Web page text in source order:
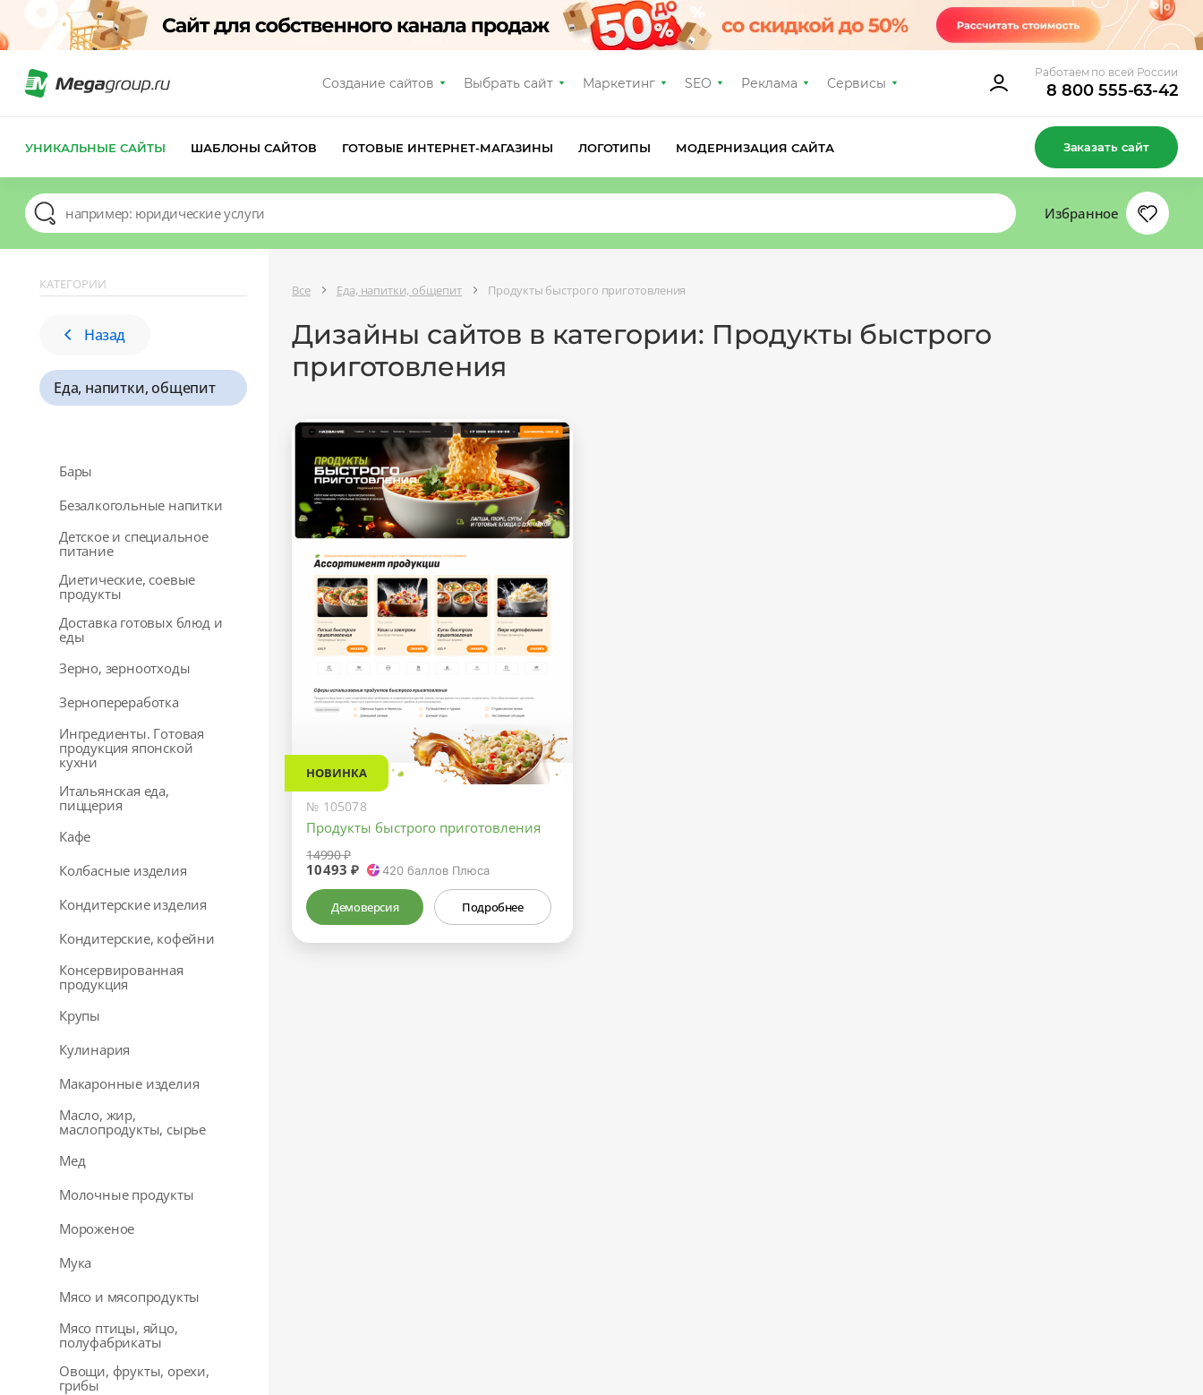
Создание сайтов Выбрать сайт Маркетинг SEO Реклама Сервисы
Работаем по всей России
8 800 555-63-42
УНИКАЛЬНЫЕ САЙТЫ ШАБЛОНЫ САЙТОВ ГОТОВЫЕ ИНТЕРНЕТ-МАГАЗИНЫ ЛОГОТИПЫ МОДЕРНИЗАЦИЯ САЙТА Заказать сайт
Избранное
КАТЕГОРИИ
Назад
Еда, напитки, общепит
Бары
Безалкогольные напитки
Детское и специальное
питание
Диетические, соевые
продукты
Доставка готовых блюд и
еды
Зерно, зерноотходы
Зернопереработка
Ингредиенты. Готовая
продукция японской
кухни
Итальянская еда,
пиццерия
Кафе
Колбасные изделия
Кондитерские изделия
Кондитерские, кофейни
Консервированная
продукция
Крупы
Кулинария
Макаронные изделия
Масло, жир,
маслопродукты, сырье
Мед
Молочные продукты
Мороженое
Мука
Мясо и мясопродукты
Мясо птицы, яйцо,
полуфабрикаты
Овощи, фрукты, орехи,
грибы
Все Еда, напитки, общепит Продукты быстрого приготовления
Дизайны сайтов в категории: Продукты быстрого
приготовления
НОВИНКА
№ 105078
Продукты быстрого приготовления
14990 ₽
10493 ₽ 420баллов Плюса
Демоверсия Подробнее